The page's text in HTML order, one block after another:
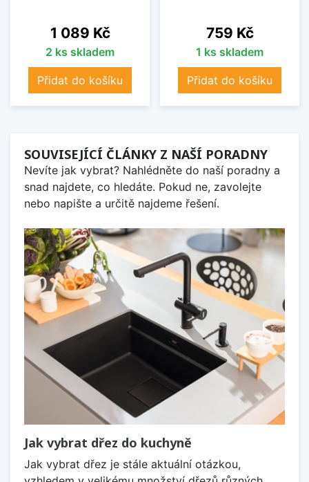
Cena
1 089 Kč
2 ks skladem
Přidat do košíku
Cena
759 Kč
1 ks skladem
Přidat do košíku
SOUVISEJÍCÍ ČLÁNKY Z NAŠÍ PORADNY
Nevíte jak vybrat? Nahlédněte do naší poradny a
snad najdete, co hledáte. Pokud ne, zavolejte
nebo napište a určitě najdeme řešení.
Jak vybrat dřez do kuchyně
Jak vybrat dřez je stále aktuální otázkou,